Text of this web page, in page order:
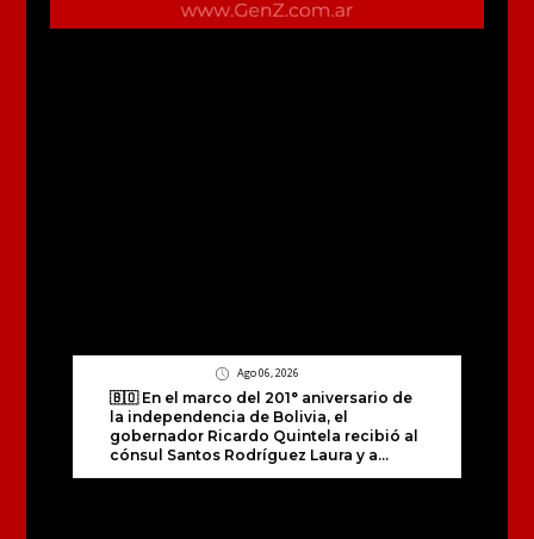
Ago 06, 2026
🇧🇴 En el marco del 201° aniversario de
la independencia de Bolivia, el
gobernador Ricardo Quintela recibió al
cónsul Santos Rodríguez Laura y a...